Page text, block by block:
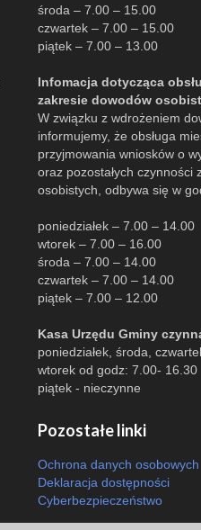
środa – 7.00 – 15.00
czwartek – 7.00 – 15.00
piątek – 7.00 – 13.00
Infomacja dotycząca
zakresie dowodów
W związku z wdrożeniem
informujemy, że obsługa
przyjmowania wniosków o
oraz pozostałych czynności
osobistych, odbywa się w
poniedziałek – 7.00 – 14.00
wtorek – 7.00 – 16.00
środa – 7.00 – 14.00
czwartek – 7.00 – 14.00
piątek – 7.00 – 12.00
Kasa Urzędu Gminy
poniedziałek, środa,
wtorek od godz: 7.00- 16.30
piątek - nieczynne
Pozostałe linki
Ochrona danych osobowych
Deklaracja dostępności
Cyberbezpieczeństwo